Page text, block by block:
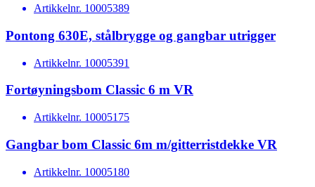
Artikkelnr. 10005389
Pontong 630E, stålbrygge og gangbar utrigger
Artikkelnr. 10005391
Fortøyningsbom Classic 6 m VR
Artikkelnr. 10005175
Gangbar bom Classic 6m m/gitterristdekke VR
Artikkelnr. 10005180